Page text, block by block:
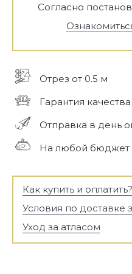
Согласно
Отрез от 0.5 м
Гарантия качества
Отправка в день
На любой бюджет
Как купить и оплатить?
Условия по доставке
Уход за атласом